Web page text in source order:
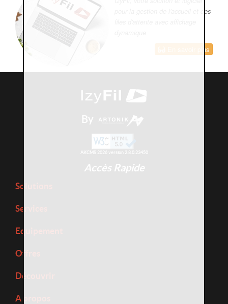
pour la gestion de l'accueil et des
En savoir plus
By
AKCMS 2026 version 2.8.0.23450
Accès Rapide
Solutions
Services
Equipement
Offres
Découvrir
A propos